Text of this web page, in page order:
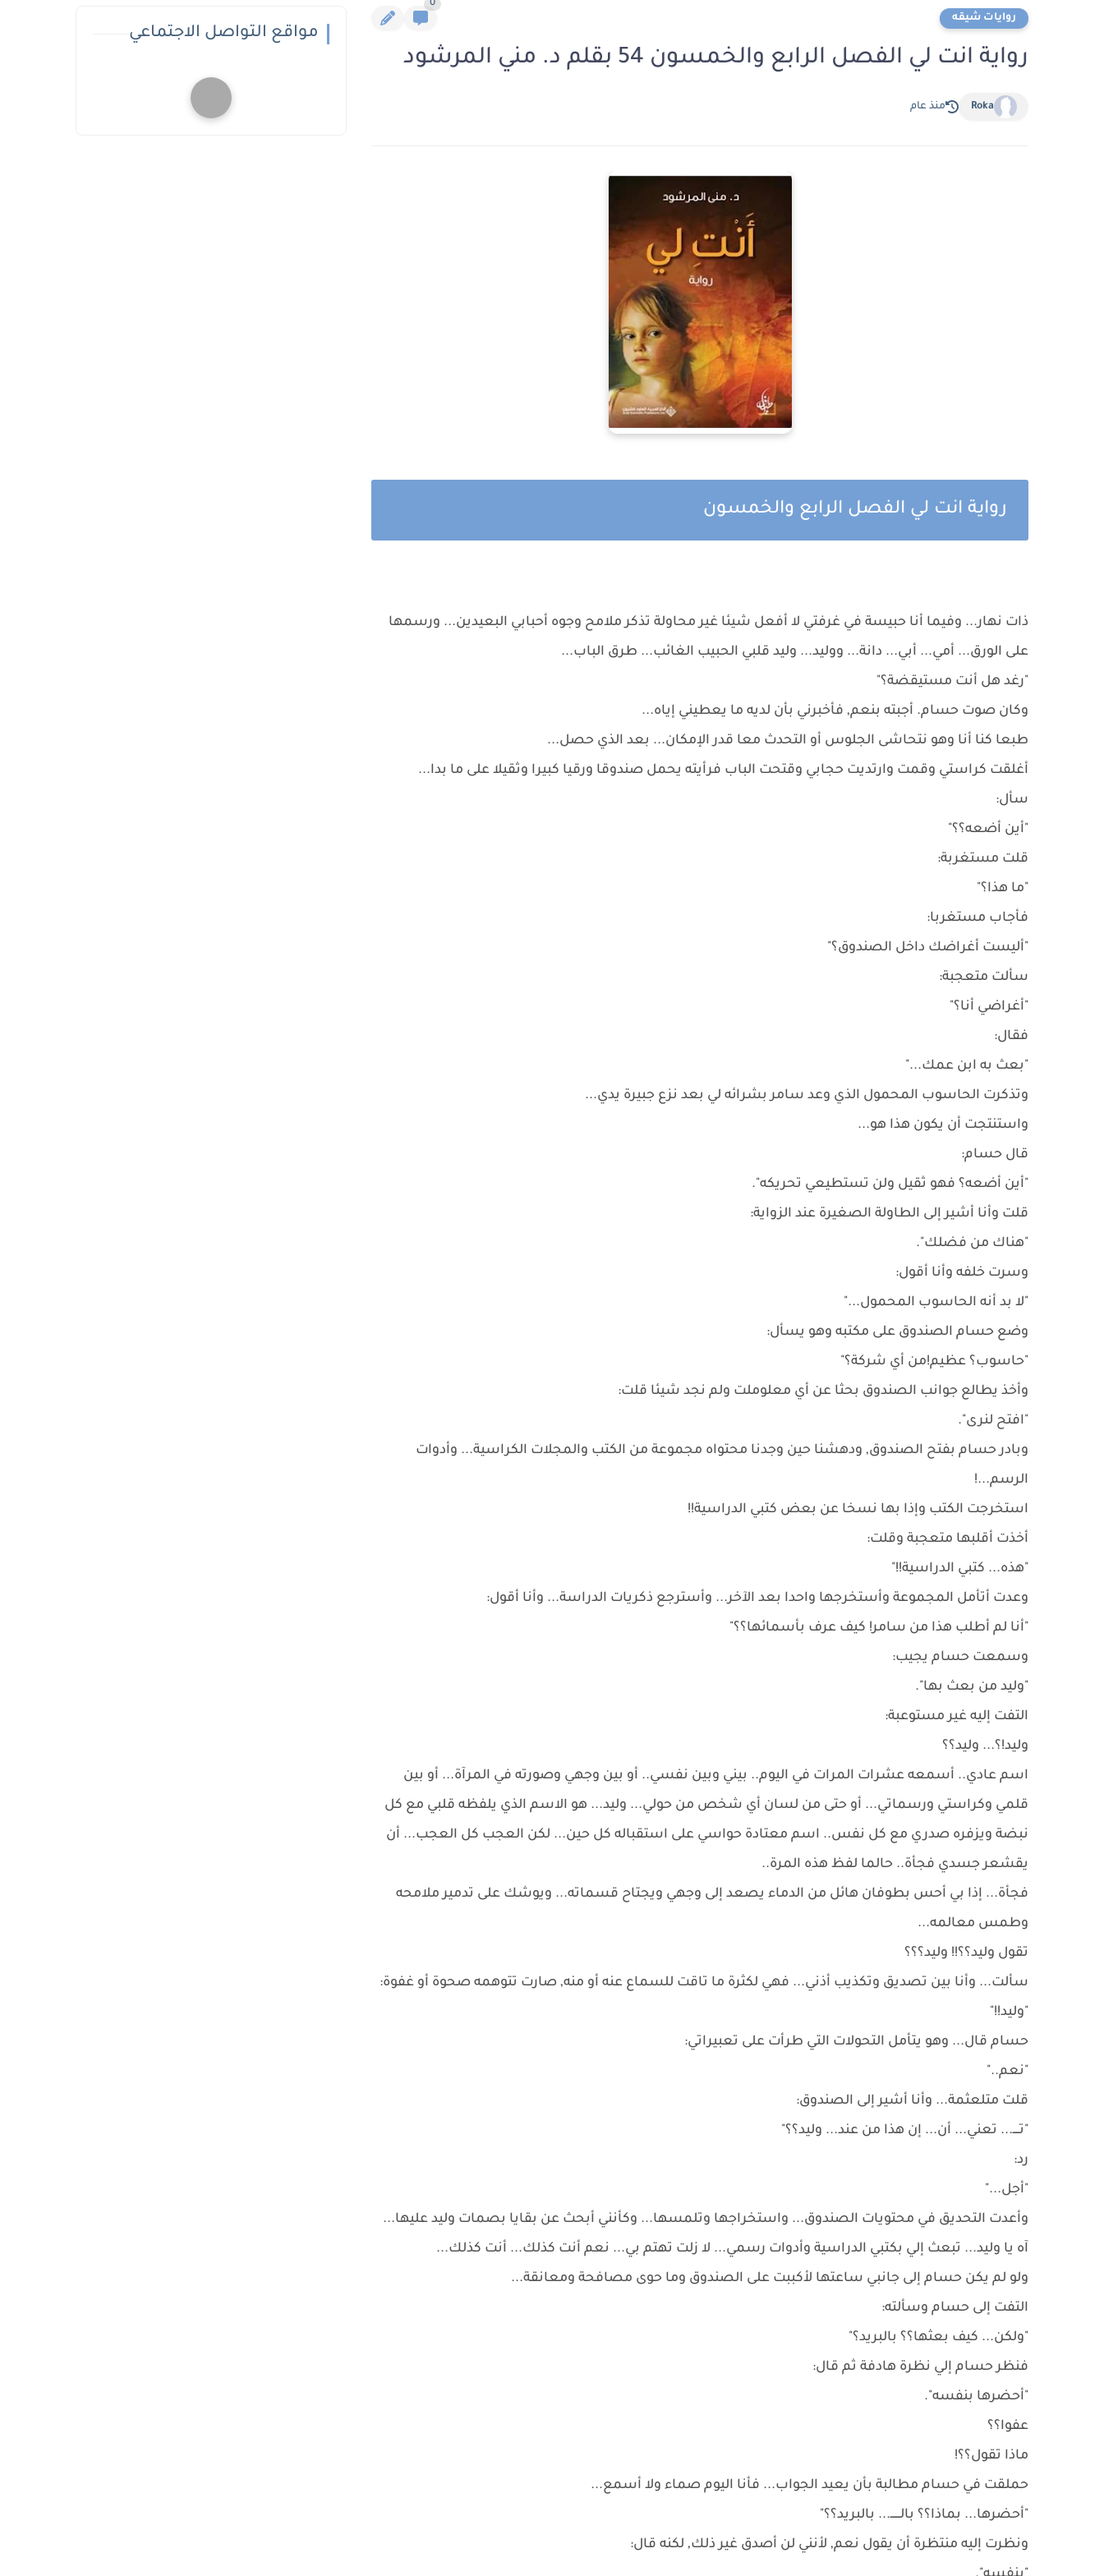
روايات شيقه
0
رواية انت لي الفصل الرابع والخمسون 54 بقلم د. مني المرشود
Roka منذ عام
رواية انت لي الفصل الرابع والخمسون
ذات نهار... وفيما أنا حبيسة في غرفتي لا أفعل شيئا غير محاولة تذكر ملامح وجوه أحبابي البعيدين... ورسمها
على الورق... أمي... أبي... دانة... ووليد... وليد قلبي الحبيب الغائب... طرق الباب...
"رغد هل أنت مستيقضة؟"
وكان صوت حسام. أجبته بنعم, فأخبرني بأن لديه ما يعطيني إياه...
طبعا كنا أنا وهو نتحاشى الجلوس أو التحدث معا قدر الإمكان... بعد الذي حصل...
أغلقت كراستي وقمت وارتديت حجابي وقتحت الباب فرأيته يحمل صندوقا ورقيا كبيرا وثقيلا على ما بدا...
سأل:
"أين أضعه؟؟"
قلت مستغربة:
"ما هذا؟"
فأجاب مستغربا:
"أليست أغراضك داخل الصندوق؟"
سألت متعجبة:
"أغراضي أنا؟"
فقال:
"بعث به ابن عمك..."
وتذكرت الحاسوب المحمول الذي وعد سامر بشرائه لي بعد نزع جبيرة يدي...
واستنتجت أن يكون هذا هو...
قال حسام:
"أين أضعه؟ فهو ثقيل ولن تستطيعي تحريكه".
قلت وأنا أشير إلى الطاولة الصغيرة عند الزواية:
"هناك من فضلك".
وسرت خلفه وأنا أقول:
"لا بد أنه الحاسوب المحمول..."
وضع حسام الصندوق على مكتبه وهو يسأل:
"حاسوب؟ عظيم!من أي شركة؟"
وأخذ يطالع جوانب الصندوق بحثا عن أي معلوملت ولم نجد شيئا قلت:
"افتح لنرى".
وبادر حسام بفتح الصندوق, ودهشنا حين وجدنا محتواه مجموعة من الكتب والمجلات الكراسية... وأدوات
الرسم...!
استخرجت الكتب وإذا بها نسخا عن بعض كتبي الدراسية!!
أخذت أقلبها متعجبة وقلت:
"هذه... كتبي الدراسية!!"
وعدت أتأمل المجموعة وأستخرجها واحدا بعد الآخر... وأسترجع ذكريات الدراسة... وأنا أقول:
"أنا لم أطلب هذا من سامر! كيف عرف بأسمائها؟؟"
وسمعت حسام يجيب:
"وليد من بعث بها".
التفت إليه غير مستوعبة:
وليد!؟... وليد؟؟
اسم عادي.. أسمعه عشرات المرات في اليوم.. بيني وبين نفسي.. أو بين وجهي وصورته في المرآة... أو بين
قلمي وكراستي ورسماتي... أو حتى من لسان أي شخص من حولي... وليد... هو الاسم الذي يلفظه قلبي مع كل
نبضة ويزفره صدري مع كل نفس.. اسم معتادة حواسي على استقباله كل حين... لكن العجب كل العجب... أن
يقشعر جسدي فجأة.. حالما لفظ هذه المرة..
فجأة... إذا بي أحس بطوفان هائل من الدماء يصعد إلى وجهي ويجتاح قسماته... ويوشك على تدمير ملامحه
وطمس معالمه...
تقول وليد؟؟!! وليد؟؟؟
سألت... وأنا بين تصديق وتكذيب أذني... فهي لكثرة ما تاقت للسماع عنه أو منه, صارت تتوهمه صحوة أو غفوة:
"وليد!!"
حسام قال... وهو يتأمل التحولات التي طرأت على تعبيراتي:
"نعم.."
قلت متلعثمة... وأنا أشير إلى الصندوق:
"تــــ... تعني... أن... إن هذا من عند... وليد؟؟"
رد:
"أجل..."
وأعدت التحديق في محتويات الصندوق... واستخراجها وتلمسها... وكأنني أبحث عن بقايا بصمات وليد عليها...
آه يا وليد... تبعث إلي بكتبي الدراسية وأدوات رسمي... لا زلت تهتم بي... نعم أنت كذلك... أنت كذلك...
ولو لم يكن حسام إلى جانبي ساعتها لأكببت على الصندوق وما حوى مصافحة ومعانقة...
التفت إلى حسام وسألته:
"ولكن... كيف بعثها؟؟ بالبريد؟"
فنظر حسام إلي نظرة هادفة ثم قال:
"أحضرها بنفسه".
عفوا؟؟
ماذا تقول؟؟!
حملقت في حسام مطالبة بأن يعيد الجواب... فأنا اليوم صماء ولا أسمع...
"أحضرها... بماذا؟؟ بالــــــ... بالبريد؟؟"
ونظرت إليه منتظرة أن يقول نعم, لأنني لن أصدق غير ذلك, لكنه قال:
مواقع التواصل الاجتماعي